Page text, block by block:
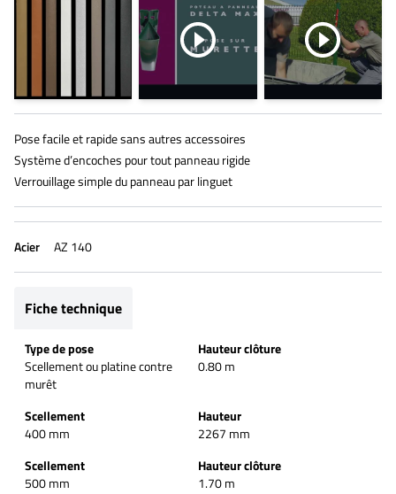
Pose facile et rapide sans autres accessoires
Système d’encoches pour tout panneau rigide
Verrouillage simple du panneau par linguet
Acier AZ 140
Fiche technique
Type de pose
Scellement ou platine contre
murêt
Hauteur clôture
0.80 m
Scellement
400 mm
Hauteur
2267 mm
Scellement
500 mm
Hauteur clôture
1.70 m